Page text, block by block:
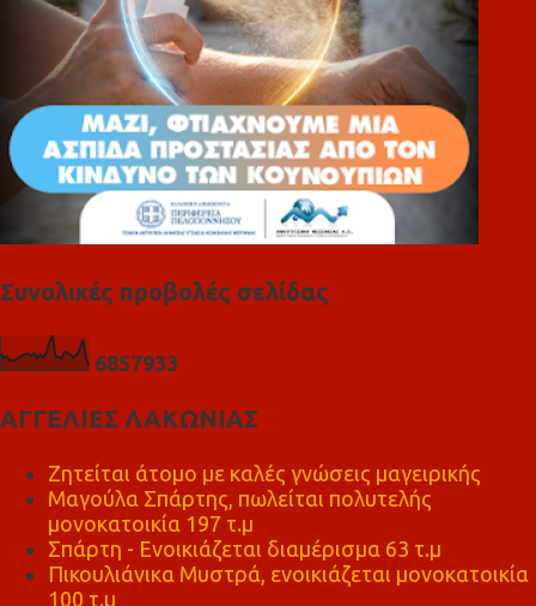
Συνολικές προβολές σελίδας
6857933
ΑΓΓΕΛΙΕΣ ΛΑΚΩΝΙΑΣ
Ζητείται άτομο με καλές γνώσεις μαγειρικής
Μαγούλα Σπάρτης, πωλείται πολυτελής
μονοκατοικία 197 τ.μ
Σπάρτη - Ενοικιάζεται διαμέρισμα 63 τ.μ
Πικουλιάνικα Μυστρά, ενοικιάζεται μονοκατοικία
100 τ.μ